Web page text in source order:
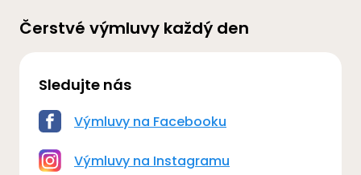
Čerstvé výmluvy každý den
Sledujte nás
Výmluvy na Facebooku
Výmluvy na Instagramu